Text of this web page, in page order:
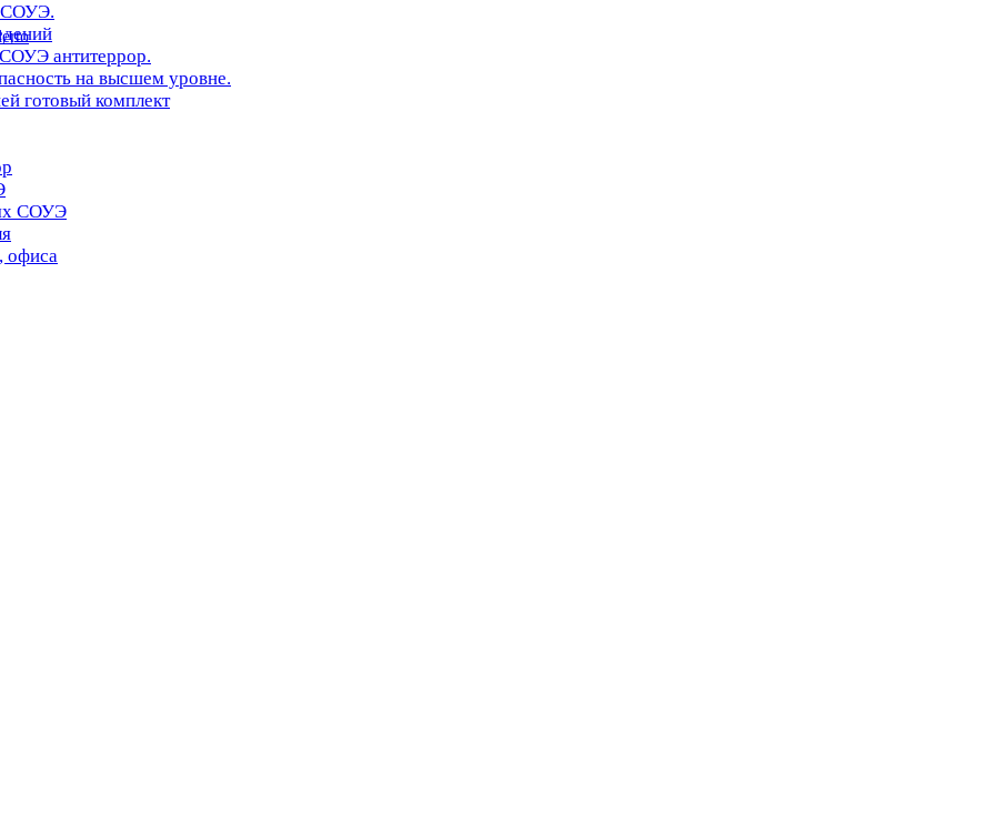
СОУЭ.
антитеррор.
на высшем уровне.
готовый комплект
СОУЭ
офиса